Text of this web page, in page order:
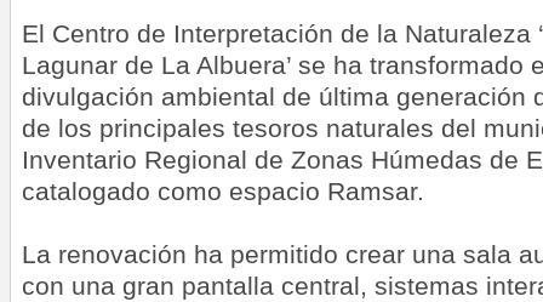
El Centro de Interpretación de la Naturaleza
Lagunar de La Albuera’ se ha transformado
divulgación ambiental de última generación
de los principales tesoros naturales del
Inventario Regional de Zonas Húmedas de
catalogado como espacio Ramsar.
La renovación ha permitido crear una sala
con una gran pantalla central, sistemas